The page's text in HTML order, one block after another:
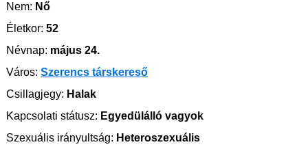
Nem: Nő
Életkor: 52
Névnap: május 24.
Város: Szerencs társkereső
Csillagjegy: Halak
Kapcsolati státusz: Egyedülálló vagyok
Szexuális irányultság: Heteroszexuális